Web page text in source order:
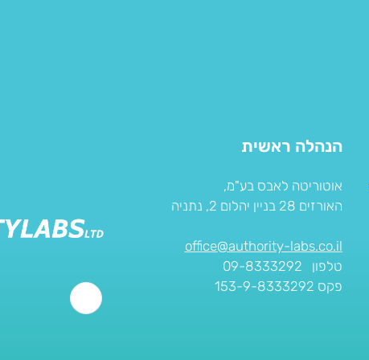
הנהלה ראשית
אוטוריטה לאבס בע"מ,
האורזים 28 בניין יהלום 2, נתניה
office@authority-labs.co.il
טלפון 09-8333292
פקס 153-9-8333292